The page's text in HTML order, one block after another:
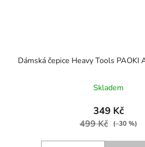
Dámská čepice Heavy Tools
Skladem
349 Kč
499 Kč (–30 %)